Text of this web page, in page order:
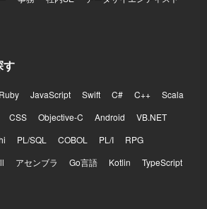
す
Ruby JavaScript Swift C# C++
Scala
CSS Objective-C Android
VB.NET
PL/SQL COBOL PL/I
RPG
アセンブラ Go言語 Kotlin
TypeScript